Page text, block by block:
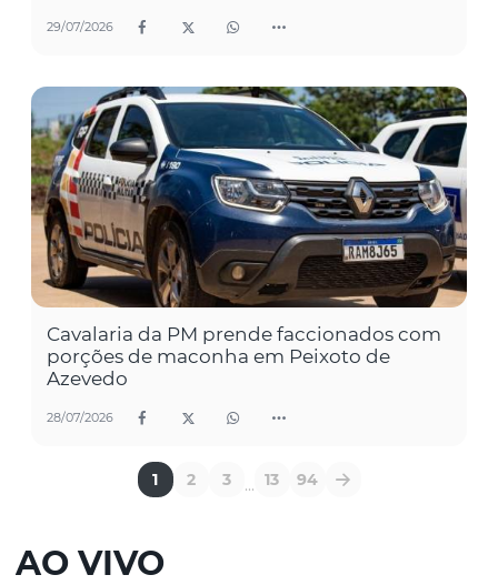
29/07/2026
Cavalaria da PM prende faccionados com
porções de maconha em Peixoto de
Azevedo
28/07/2026
1 2 3 ... 13 94
AO VIVO